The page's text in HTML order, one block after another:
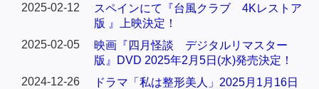
2025-02-12
スペインにて『台風クラブ 4Kレストア
版 』上映決定！
2025-02-05
映画『四月怪談 デジタルリマスター
版』DVD 2025年2月5日(水)発売決定！
2024-12-26
ドラマ「私は整形美人」2025月1月16日